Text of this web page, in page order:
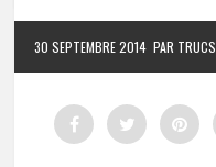
30 SEPTEMBRE 2014 PAR